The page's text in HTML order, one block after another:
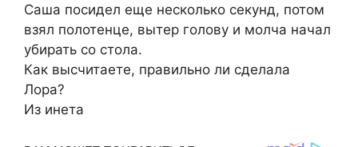
Саша посидел еще несколько секунд, потом
взял полотенце, вытер голову и молча начал
убирать со стола.
Как высчитаете, правильно ли сделала
Лора?
Из инета